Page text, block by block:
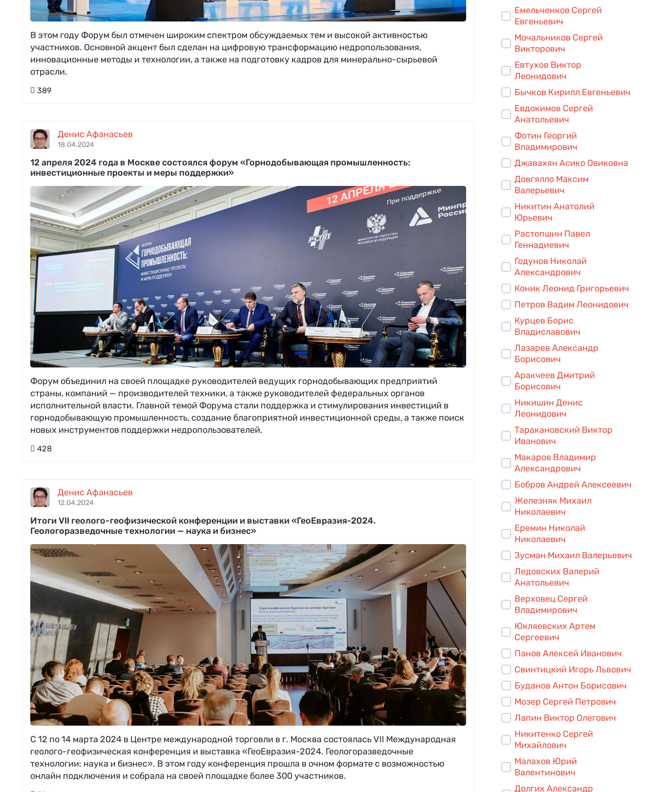
В этом году Форум был отмечен широким спектром обсуждаемых тем и высокой активностью
участников. Основной акцент был сделан на цифровую трансформацию недропользования,
инновационные методы и технологии, а также на подготовку кадров для минерально-сырьевой
отрасли.
389
Денис Афанасьев
18.04.2024
12 апреля 2024 года в Москве состоялся форум «Горнодобывающая промышленность:
инвестиционные проекты и меры поддержки»
Форум объединил на своей площадке руководителей ведущих горнодобывающих предприятий
страны, компаний — производителей техники, а также руководителей федеральных органов
исполнительной власти. Главной темой Форума стали поддержка и стимулирования инвестиций в
горнодобывающую промышленность, создание благоприятной инвестиционной среды, а также поиск
новых инструментов поддержки недропользователей.
428
Денис Афанасьев
12.04.2024
Итоги VII геолого-геофизической конференции и выставки «ГеоЕвразия-2024.
Геологоразведочные технологии — наука и бизнес»
С 12 по 14 марта 2024 в Центре международной торговли в г. Москва состоялась VII Международная
геолого-геофизическая конференция и выставка «ГеоЕвразия-2024. Геологоразведочные
технологии: наука и бизнес». В этом году конференция прошла в очном формате с возможностью
онлайн подключения и собрала на своей площадке более 300 участников.
Емельченков Сергей
Евгеньевич
Мочальников Сергей
Викторович
Евтухов Виктор
Леонидович
Бычков Кирилл Евгеньевич
Евдокимов Сергей
Анатольевич
Фотин Георгий
Владимирович
Джавахян Асико Овиковна
Довгялло Максим
Валерьевич
Никитин Анатолий
Юрьевич
Растопшин Павел
Геннадиевич
Годунов Николай
Александрович
Коник Леонид Григорьевич
Петров Вадим Леонидович
Курцев Борис
Владиславович
Лазарев Александр
Борисович
Аракчеев Дмитрий
Борисович
Никишин Денис
Леонидович
Таракановский Виктор
Иванович
Макаров Владимир
Александрович
Бобров Андрей Алексеевич
Железняк Михаил
Николаевич
Еремин Николай
Николаевич
Зусман Михаил Валерьевич
Ледовских Валерий
Анатольевич
Верховец Сергей
Владимирович
Юкляевских Артем
Сергеевич
Панов Алексей Иванович
Свинтицкий Игорь Львович
Буданов Антон Борисович
Мозер Сергей Петрович
Лапин Виктор Олегович
Никитенко Сергей
Михайлович
Малахов Юрий
Валентинович
Долгих Александр